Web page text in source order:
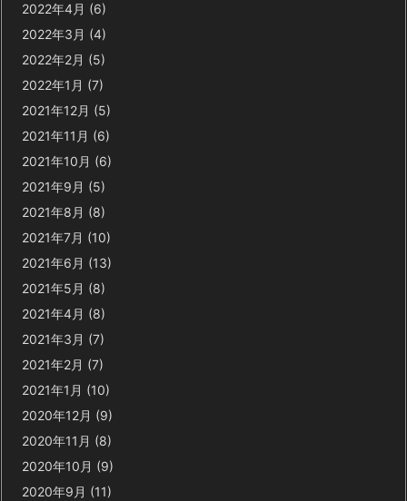
2022年4月 (6)
2022年3月 (4)
2022年2月 (5)
2022年1月 (7)
2021年12月 (5)
2021年11月 (6)
2021年10月 (6)
2021年9月 (5)
2021年8月 (8)
2021年7月 (10)
2021年6月 (13)
2021年5月 (8)
2021年4月 (8)
2021年3月 (7)
2021年2月 (7)
2021年1月 (10)
2020年12月 (9)
2020年11月 (8)
2020年10月 (9)
2020年9月 (11)